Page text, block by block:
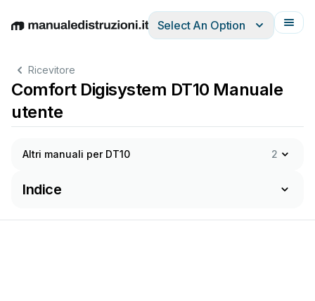
EnglishDeutschEspañolItalianoFrançais
Select An Option
Ricevitore
Comfort Digisystem DT10 Manuale
utente
Altri manuali per DT10 2
Indice